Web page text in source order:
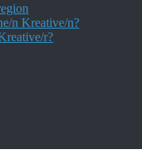
n Kreative/n?
r?